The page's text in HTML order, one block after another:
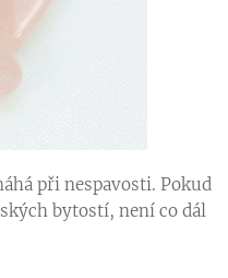
při nespavosti. Pokud
bytostí, není co dál